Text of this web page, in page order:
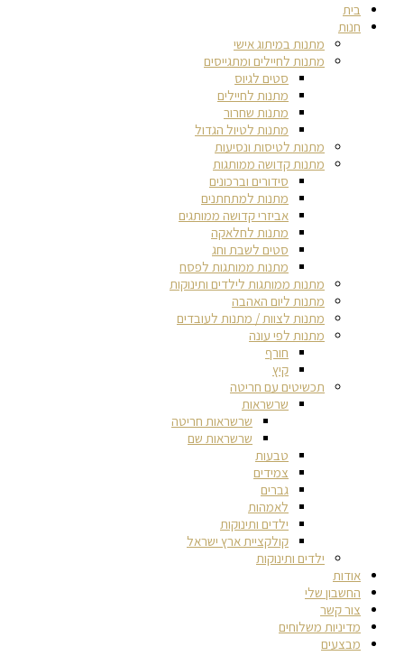
בית
חנות
מתנות במיתוג אישי
מתנות לחיילים ומתגייסים
סטים לגיוס
מתנות לחיילים
מתנות שחרור
מתנות לטיול הגדול
מתנות לטיסות ונסיעות
מתנות קדושה ממותגות
סידורים וברכונים
מתנות למתחתנים
אביזרי קדושה ממותגים
מתנות לחלאקה
סטים לשבת וחג
מתנות ממותגות לפסח
מתנות ממותגות לילדים ותינוקות
מתנות ליום האהבה
מתנות לצוות / מתנות לעובדים
מתנות לפי עונה
חורף
קיץ
תכשיטים עם חריטה
שרשראות
שרשראות חריטה
שרשראות שם
טבעות
צמידים
גברים
לאמהות
ילדים ותינוקות
קולקציית ארץ ישראל
ילדים ותינוקות
אודות
החשבון שלי
צור קשר
מדיניות משלוחים
מבצעים